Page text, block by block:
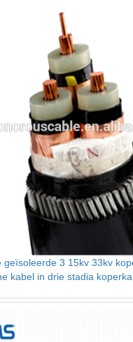
geïsoleerde 3 15kv 33kv
kabel in drie stadia